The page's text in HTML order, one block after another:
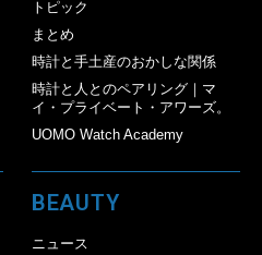
トピック
まとめ
時計と手土産のおかしな関係
時計と人とのペアリング｜マ
イ・プライベート・アワーズ。
UOMO Watch Academy
BEAUTY
ニュース